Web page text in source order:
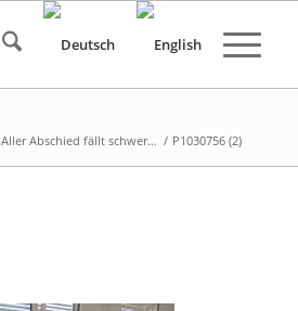
Aller Abschied fällt schwer… / P1030756 (2)